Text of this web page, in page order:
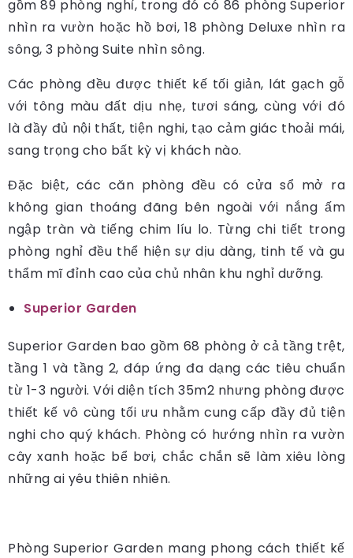
gồm 89 phòng nghỉ, trong đó có 86 phòng Superior
nhìn ra vườn hoặc hồ bơi, 18 phòng Deluxe nhìn ra
sông, 3 phòng Suite nhìn sông.
Các phòng đều được thiết kế tối giản, lát gạch gỗ
với tông màu đất dịu nhẹ, tươi sáng, cùng với đó
là đầy đủ nội thất, tiện nghi, tạo cảm giác thoải mái,
sang trọng cho bất kỳ vị khách nào.
Đặc biệt, các căn phòng đều có cửa sổ mở ra
không gian thoáng đãng bên ngoài với nắng ấm
ngập tràn và tiếng chim líu lo. Từng chi tiết trong
phòng nghỉ đều thể hiện sự dịu dàng, tinh tế và gu
thẩm mĩ đỉnh cao của chủ nhân khu nghỉ dưỡng.
Superior Garden
Superior Garden bao gồm 68 phòng ở cả tầng trệt,
tầng 1 và tầng 2, đáp ứng đa dạng các tiêu chuẩn
từ 1-3 người. Với diện tích 35m2 nhưng phòng được
thiết kế vô cùng tối ưu nhằm cung cấp đầy đủ tiện
nghi cho quý khách. Phòng có hướng nhìn ra vườn
cây xanh hoặc bể bơi, chắc chắn sẽ làm xiêu lòng
những ai yêu thiên nhiên.
Phòng Superior Garden mang phong cách thiết kế